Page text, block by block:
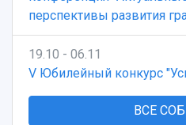
перспективы развития
19.10 - 06.11
V Юбилейный конкурс
ВСЕ